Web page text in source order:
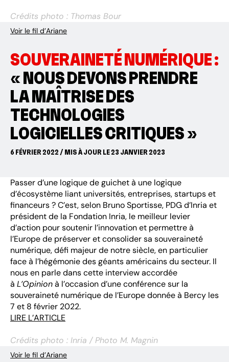
Crédits photo : Thomas Bour
Voir le fil d’Ariane
SOUVERAINETÉ NUMÉRIQUE :
« NOUS DEVONS PRENDRE
LA MAÎTRISE DES
TECHNOLOGIES
LOGICIELLES CRITIQUES »
6 FÉVRIER 2022 / MIS À JOUR LE 23 JANVIER 2023
Passer d’une logique de guichet à une logique
d’écosystème liant universités, entreprises, startups et
financeurs ? C’est, selon Bruno Sportisse, PDG d’Inria et
président de la Fondation Inria, le meilleur levier
d’action pour soutenir l’innovation et permettre à
l’Europe de préserver et consolider sa souveraineté
numérique, défi majeur de notre siècle, en particulier
face à l’hégémonie des géants américains du secteur. Il
nous en parle dans cette interview accordée
à L’Opinionà l’occasion d’une conférence sur la
souveraineté numérique de l’Europe donnée à Bercy les
7 et 8 février 2022.
LIRE L’ARTICLE
Crédits photo : Inria / Photo M. Magnin
Voir le fil d’Ariane